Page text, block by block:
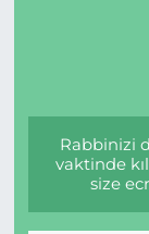
Rabbinizi
vaktinde
size
SPOR